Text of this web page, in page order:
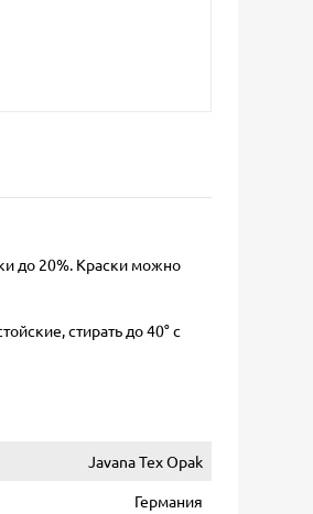
до 20%. Краски можно
стирать до 40° с
Javana Tex Opak
Германия